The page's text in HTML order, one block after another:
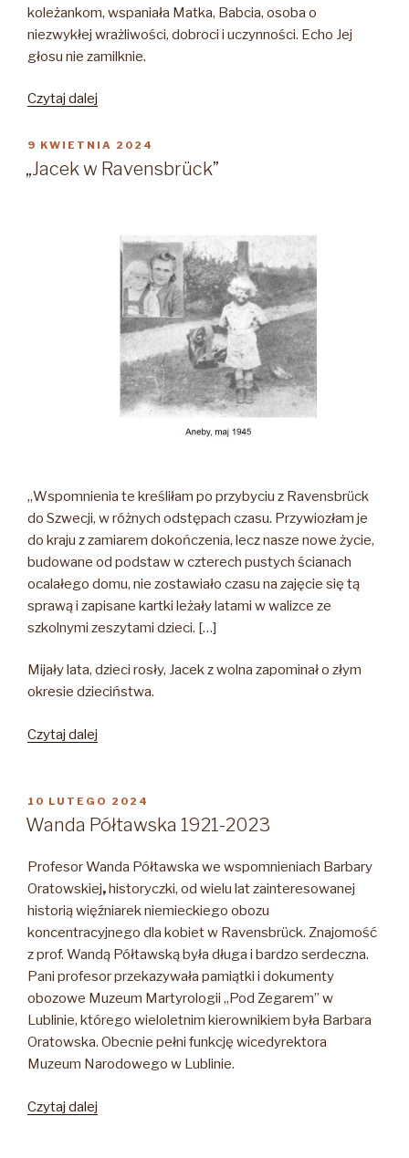
koleżankom, wspaniała Matka, Babcia, osoba o
niezwykłej wrażliwości, dobroci i uczynności. Echo Jej
głosu nie zamilknie.
Czytaj dalej
Marszałek-
Strusiowa,
1923-
1991”
OPUBLIKOWANE
W
9 KWIETNIA 2024
„Jacek w Ravensbrück”
„Wspomnienia te kreśliłam po przybyciu z Ravensbrück
do Szwecji, w różnych od­stępach czasu. Przywiozłam je
do kraju z za­miarem dokończenia, lecz nasze nowe życie,
budowane od podstaw w czterech pustych ścianach
ocalałego domu, nie zostawiało cza­su na zajęcie się tą
sprawą i zapisane kartki leżały latami w walizce ze
szkolnymi ze­szytami dzieci. […]
Mijały lata, dzieci rosły, Jacek z wolna zapominał o złym
okresie dzieciństwa.
Czytaj dalej
OPUBLIKOWANE
W
10 LUTEGO 2024
Wanda Półtawska 1921-2023
Profesor Wanda Półtawska we wspomnieniach Barbary
Oratowskiej,historyczki, od wielu lat zainteresowanej
historią więźniarek niemieckiego obozu
koncentracyjnego dla kobiet w Ravensbrück. Znajomość
z prof. Wandą Półtawską była długa i bardzo serdeczna.
Pani profesor przekazywała pamiątki i dokumenty
obozowe Muzeum Martyrologii „Pod Zegarem” w
Lublinie, którego wieloletnim kierownikiem była Barbara
Oratowska. Obecnie pełni funkcję wicedyrektora
Muzeum Narodowego w Lublinie.
Czytaj dalej